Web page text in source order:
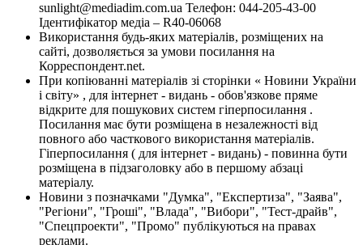
sunlight@mediadim.com.ua Телефон: 044-205-43-00
Ідентифікатор медіа – R40-06068
Використання будь-яких матеріалів, розміщених на
сайті, дозволяється за умови посилання на
Корреспондент.net.
При копіюванні матеріалів зі сторінки « Новини України
і світу» , для інтернет - видань - обов'язкове пряме
відкрите для пошукових систем гіперпосилання .
Посилання має бути розміщена в незалежності від
повного або часткового використання матеріалів.
Гіперпосилання ( для інтернет - видань) - повинна бути
розміщена в підзаголовку або в першому абзаці
матеріалу.
Новини з позначками "Думка", "Експертиза", "Заява",
"Регіони", "Гроші", "Влада", "Вибори", "Тест-драйв",
"Спецпроекти", "Промо" публікуються на правах
реклами.